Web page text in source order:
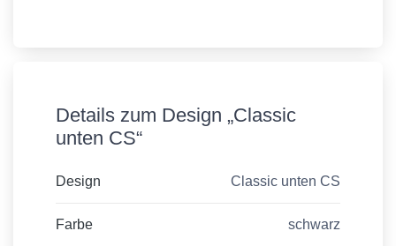
Details zum Design „Classic
unten CS“
Design Classic unten CS
Farbe schwarz